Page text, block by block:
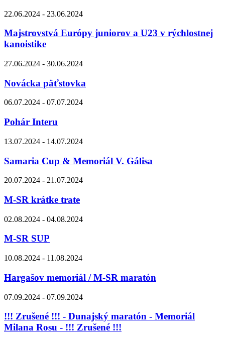
22.06.2024 - 23.06.2024
Majstrovstvá Európy juniorov a U23 v rýchlostnej
kanoistike
27.06.2024 - 30.06.2024
Novácka päťstovka
06.07.2024 - 07.07.2024
Pohár Interu
13.07.2024 - 14.07.2024
Samaria Cup & Memoriál V. Gálisa
20.07.2024 - 21.07.2024
M-SR krátke trate
02.08.2024 - 04.08.2024
M-SR SUP
10.08.2024 - 11.08.2024
Hargašov memoriál / M-SR maratón
07.09.2024 - 07.09.2024
!!! Zrušené !!! - Dunajský maratón - Memoriál
Milana Rosu - !!! Zrušené !!!